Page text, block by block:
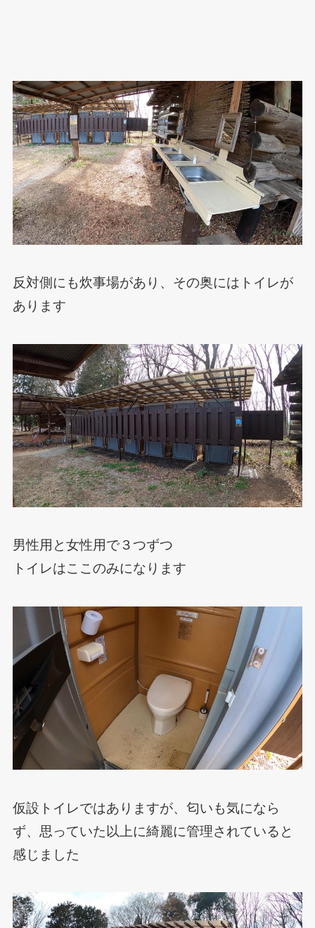
反対側にも炊事場があり、その奥にはトイレが
あります
男性用と女性用で３つずつ
トイレはここのみになります
仮設トイレではありますが、匂いも気になら
ず、思っていた以上に綺麗に管理されていると
感じました